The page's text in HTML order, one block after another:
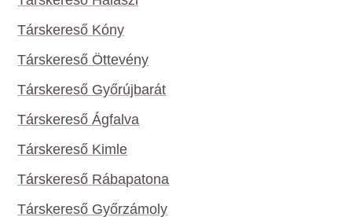
Társkereső Kóny
Társkereső Öttevény
Társkereső Győrújbarát
Társkereső Ágfalva
Társkereső Kimle
Társkereső Rábapatona
Társkereső Győrzámoly